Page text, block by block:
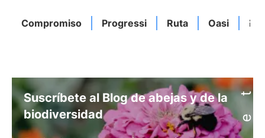
Compromiso Progressi Ruta Oasi
Suscríbete al Blog de abejas y de la
biodiversidad